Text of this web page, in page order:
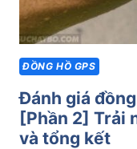
ĐỒNG HỒ GPS
Đánh giá
[Phần 2] Trải
và tổng kết